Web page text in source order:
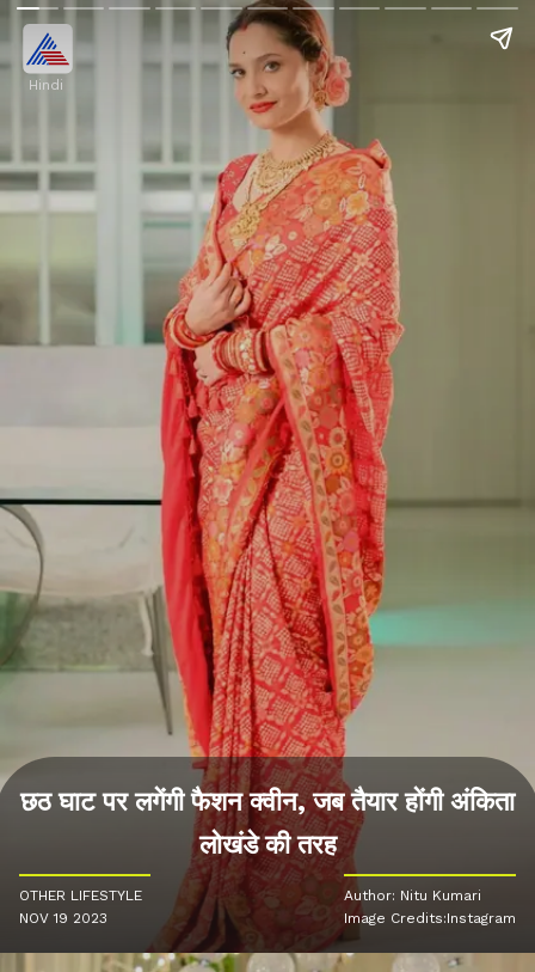
Hindi
छठ घाट पर लगेंगी फैशन क्वीन, जब तैयार होंगी अंकिता
लोखंडे की तरह
OTHER LIFESTYLE
NOV 19 2023
Author: Nitu Kumari
Image Credits:Instagram